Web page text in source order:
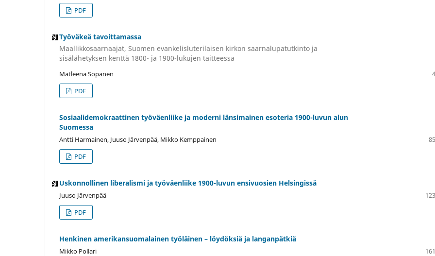
PDF
Työväkeä tavoittamassa
Maallikkosaarnaajat, Suomen evankelisluterilaisen kirkon saarnalupatutkinto ja
sisälähetyksen kenttä 1800- ja 1900-lukujen taitteessa
Matleena Sopanen
PDF
Sosiaalidemokraattinen työväenliike ja moderni länsimainen esoteria 1900-luvun alun
Suomessa
Antti Harmainen, Juuso Järvenpää, Mikko Kemppainen
PDF
Uskonnollinen liberalismi ja työväenliike 1900-luvun ensivuosien Helsingissä
Juuso Järvenpää
PDF
Henkinen amerikansuomalainen työläinen – löydöksiä ja langanpätkiä
Mikko Pollari